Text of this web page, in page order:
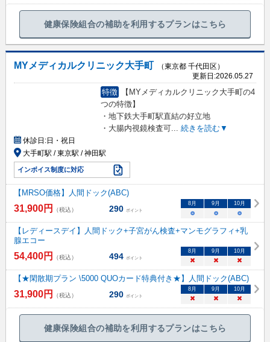
健康保険組合の補助を利用するプランはこちら
MYメディカルクリニック大手町
（東京都 千代田区）
更新日:2026.05.27
特徴
【MYメディカルクリニック大手町の4
つの特徴】
・地下鉄大手町駅直結の好立地
・大腸内視鏡検査可... 続きを読む▼
休診日:日・祝日
大手町駅 / 東京駅 / 神田駅
インボイス制度に対応
【MRSO価格】人間ドック(ABC)
31,900円 （税込） 290 ポイント
8 月 9 月 10月
○ ○ ○
【レディースデイ】人間ドック+子宮がん検査+マンモグラフィ+乳
腺エコー
54,400円 （税込） 494 ポイント
8 月 9 月 10月
× × ×
【★閑散期プラン \5000 QUOカード特典付き★】人間ドック(ABC)
31,900円 （税込） 290 ポイント
8 月 9 月 10月
× × ×
健康保険組合の補助を利用するプランはこちら